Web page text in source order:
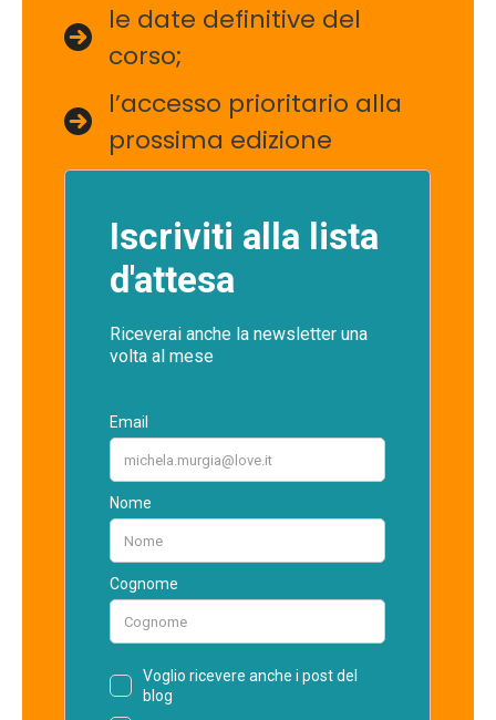
le date definitive del
corso;
l’accesso prioritario alla
prossima edizione